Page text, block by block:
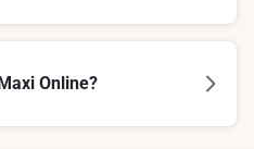
Online?